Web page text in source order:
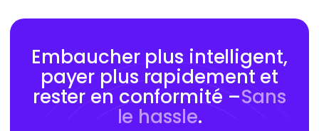
Embaucher plus intelligent,
payer plus rapidement et
rester en conformité –Sans
le hassle.